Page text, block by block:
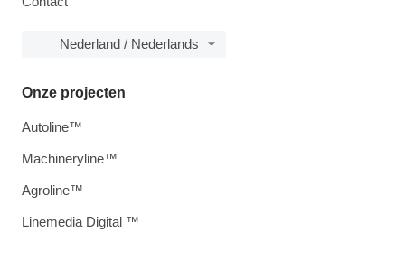
Nederland / Nederlands
Onze projecten
Autoline™
Machineryline™
Agroline™
Linemedia Digital ™